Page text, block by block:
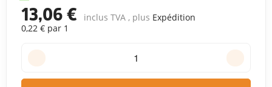
13,06 € inclus TVA , plus Expédition
0,22 € par 1